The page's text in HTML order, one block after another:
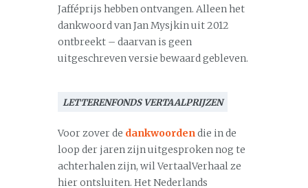
Jafféprijs hebben ontvangen. Alleen het
dankwoord van Jan Mysjkin uit 2012
ontbreekt – daarvan is geen
uitgeschreven versie bewaard gebleven.
LETTERENFONDS VERTAALPRIJZEN
Voor zover de dankwoordendie in de
loop der jaren zijn uitgesproken nog te
achterhalen zijn, wil VertaalVerhaal ze
hier ontsluiten. Het Nederlands